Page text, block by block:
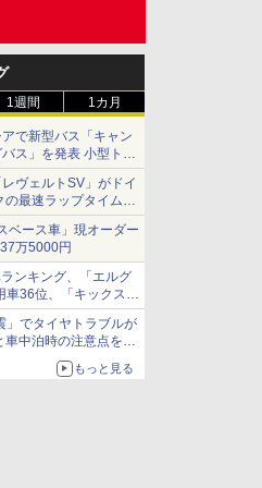
1週間 1カ月
で新型バス「キャン
ス」を発表 小型トラ
送向けバス
ヴェルトSV」がドイ
の最速ラップタイムを
ベース車」現オーダー
万5000円
ンキング、「エルグ
車36位、「キックス」
」でタイヤトラブルが
中泊時の注意点を呼
もっと見る